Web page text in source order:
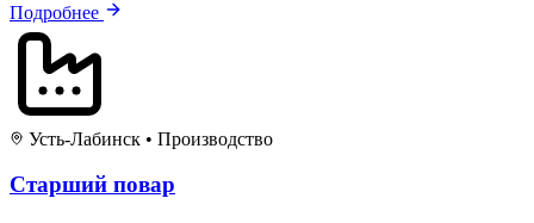
Подробнее
Усть-Лабинск • Производство
Старший повар